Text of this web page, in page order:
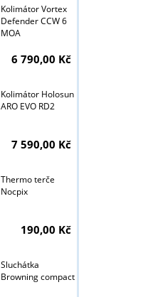
Kolimátor Vortex
Defender CCW 6
MOA
6 790,00 Kč
Kolimátor Holosun
ARO EVO RD2
7 590,00 Kč
Thermo terče
Nocpix
190,00 Kč
Sluchátka
Browning compact